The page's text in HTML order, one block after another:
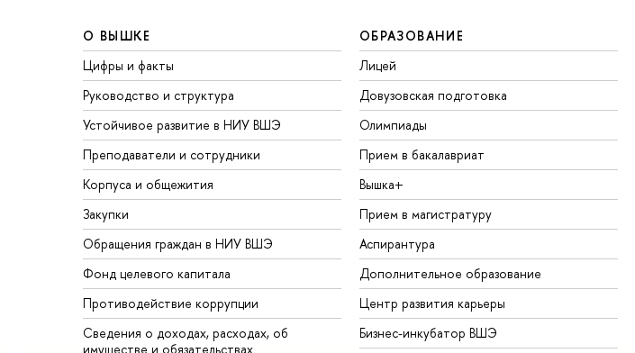
О ВЫШКЕ
Цифры и факты
Руководство и структура
Устойчивое развитие в НИУ ВШЭ
Преподаватели и сотрудники
Корпуса и общежития
Закупки
Обращения граждан в НИУ ВШЭ
Фонд целевого капитала
Противодействие коррупции
Сведения о доходах, расходах, об
имуществе и обязательствах
ОБРАЗОВАНИЕ
Лицей
Довузовская подготовка
Олимпиады
Прием в бакалавриат
Вышка+
Прием в магистратуру
Аспирантура
Дополнительное образование
Центр развития карьеры
Бизнес-инкубатор ВШЭ